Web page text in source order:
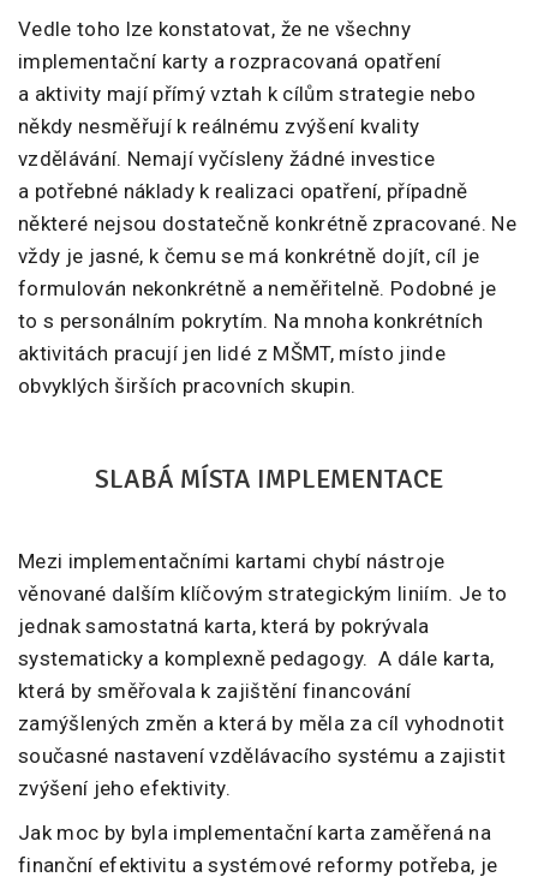
Vedle toho lze konstatovat, že ne všechny
implementační karty a rozpracovaná opatření
a aktivity mají přímý vztah k cílům strategie nebo
někdy nesměřují k reálnému zvýšení kvality
vzdělávání. Nemají vyčísleny žádné investice
a potřebné náklady k realizaci opatření, případně
některé nejsou dostatečně konkrétně zpracované. Ne
vždy je jasné, k čemu se má konkrétně dojít, cíl je
formulován nekonkrétně a neměřitelně. Podobné je
to s personálním pokrytím. Na mnoha konkrétních
aktivitách pracují jen lidé z MŠMT, místo jinde
obvyklých širších pracovních skupin.
SLABÁ MÍSTA IMPLEMENTACE
Mezi implementačními kartami chybí nástroje
věnované dalším klíčovým strategickým liniím. Je to
jednak samostatná karta, která by pokrývala
systematicky a komplexně pedagogy. A dále karta,
která by směřovala k zajištění financování
zamýšlených změn a která by měla za cíl vyhodnotit
současné nastavení vzdělávacího systému a zajistit
zvýšení jeho efektivity.
Jak moc by byla implementační karta zaměřená na
finanční efektivitu a systémové reformy potřeba, je